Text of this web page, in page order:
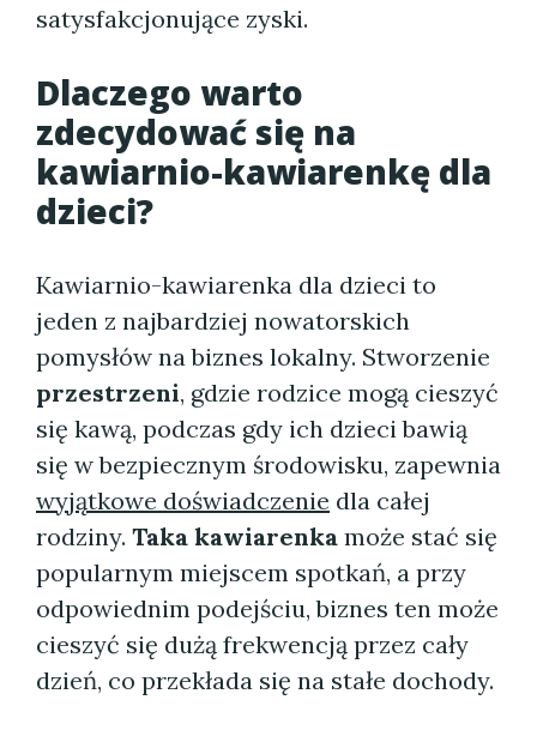
satysfakcjonujące zyski.
Dlaczego warto
zdecydować się na
kawiarnio-kawiarenkę dla
dzieci?
Kawiarnio-kawiarenka dla dzieci to
jeden z najbardziej nowatorskich
pomysłów na biznes lokalny. Stworzenie
przestrzeni, gdzie rodzice mogą cieszyć
się kawą, podczas gdy ich dzieci bawią
się w bezpiecznym środowisku, zapewnia
wyjątkowe doświadczenie dla całej
rodziny. Taka kawiarenka może stać się
popularnym miejscem spotkań, a przy
odpowiednim podejściu, biznes ten może
cieszyć się dużą frekwencją przez cały
dzień, co przekłada się na stałe dochody.